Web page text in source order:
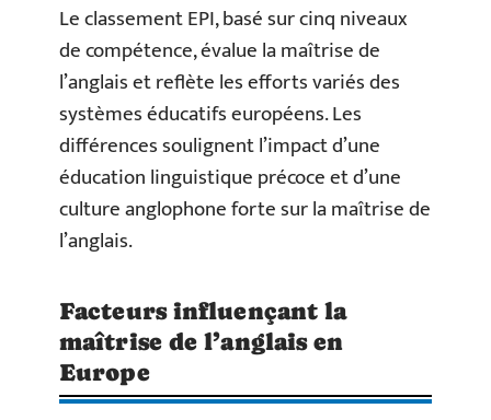
Le classement EPI, basé sur cinq niveaux
de compétence, évalue la maîtrise de
l’anglais et reflète les efforts variés des
systèmes éducatifs européens. Les
différences soulignent l’impact d’une
éducation linguistique précoce et d’une
culture anglophone forte sur la maîtrise de
l’anglais.
Facteurs influençant la
maîtrise de l’anglais en
Europe